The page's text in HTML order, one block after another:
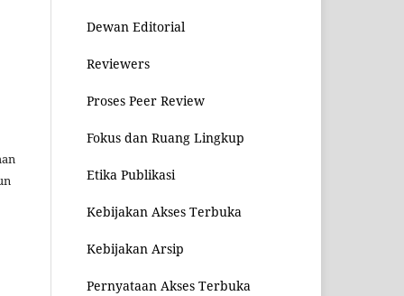
Dewan Editorial
Reviewers
Proses Peer Review
Fokus dan Ruang Lingkup
Etika Publikasi
Kebijakan Akses Terbuka
Kebijakan Arsip
Pernyataan Akses Terbuka